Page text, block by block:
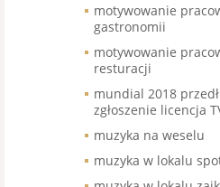
motywowanie
gastronomii
motywowanie
resturacji
mundial 2018
zgłoszenie licencja
muzyka na weselu
muzyka w lokalu